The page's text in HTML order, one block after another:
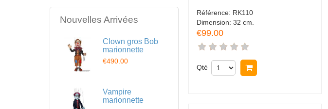
Référence: RK110
Dimension: 32 cm.
€99.00
Qté
Nouvelles Arrivées
Clown gros Bob
marionnette
€490.00
Vampire
marionnette